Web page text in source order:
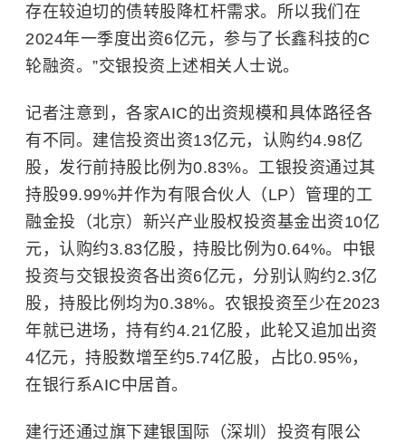
存在较迫切的债转股降杠杆需求。所以我们在
2024年一季度出资6亿元，参与了长鑫科技的C
轮融资。”交银投资上述相关人士说。
记者注意到，各家AIC的出资规模和具体路径各
有不同。建信投资出资13亿元，认购约4.98亿
股，发行前持股比例为0.83%。工银投资通过其
持股99.99%并作为有限合伙人（LP）管理的工
融金投（北京）新兴产业股权投资基金出资10亿
元，认购约3.83亿股，持股比例为0.64%。中银
投资与交银投资各出资6亿元，分别认购约2.3亿
股，持股比例均为0.38%。农银投资至少在2023
年就已进场，持有约4.21亿股，此轮又追加出资
4亿元，持股数增至约5.74亿股，占比0.95%，
在银行系AIC中居首。
建行还通过旗下建银国际（深圳）投资有限公